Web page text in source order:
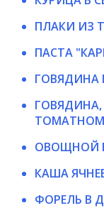
ПЛАКИ ИЗ
ПАСТА
ГОВЯДИНА
ТОМАТНОМ
ОВОЩНОЙ
КАША
ФОРЕЛЬ В